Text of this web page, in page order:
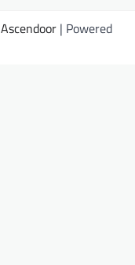
Ascendoor | Powered